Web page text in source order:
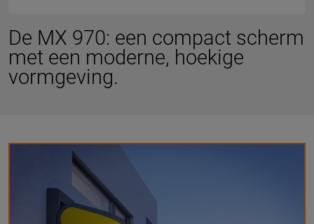
De MX 970: een compact scherm
met een moderne, hoekige
vormgeving.